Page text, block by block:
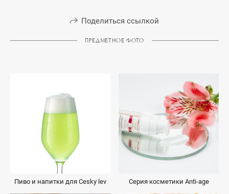
Поделиться ссылкой
ПРЕДМЕТНОЕ ФОТО
Пиво и напитки для Cesky lev Серия косметики Anti-age